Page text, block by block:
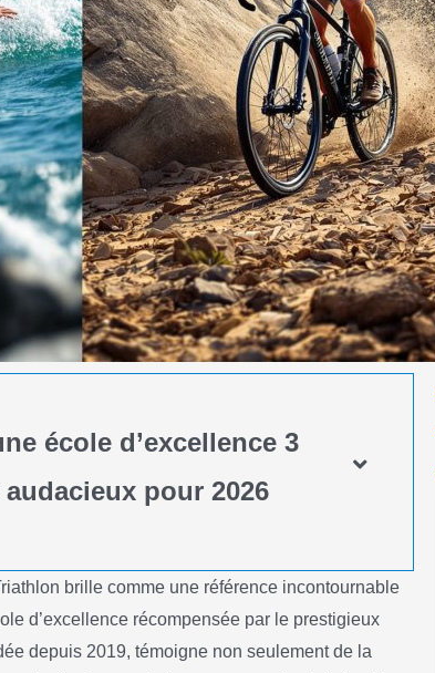
école d’excellence 3
pour 2026
brille comme une référence incontournable
d’excellence récompensée par le prestigieux
depuis 2019, témoigne non seulement de la